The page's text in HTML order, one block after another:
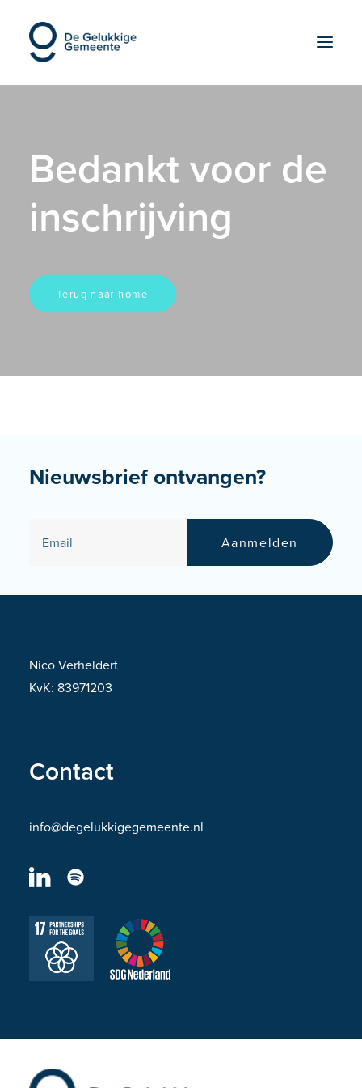
INSPIRATIE
REALISATIE
SDG’S
CONTACT
Bedankt voor de
inschrijving
Terug naar home
Nieuwsbrief ontvangen?
Nico Verheldert
KvK: 83971203
Contact
info@degelukkigegemeente.nl